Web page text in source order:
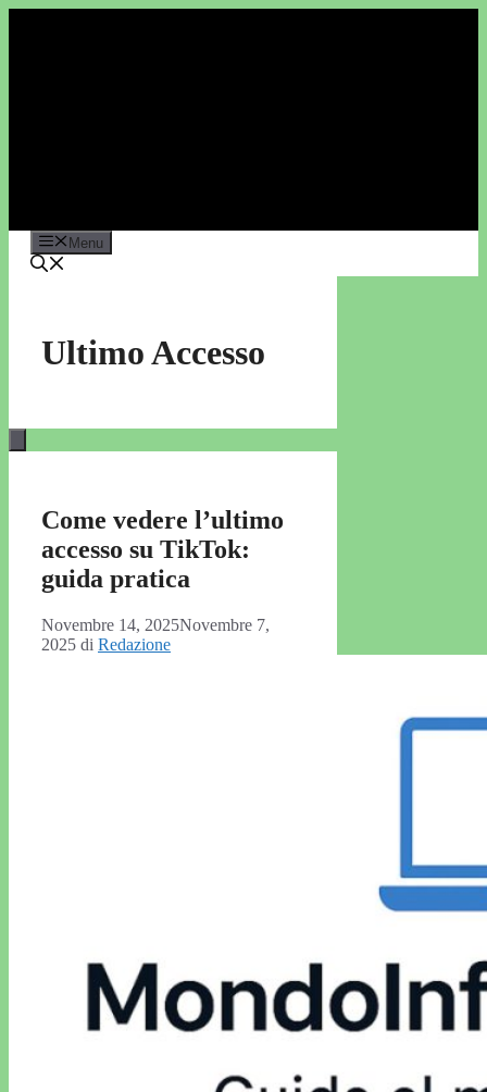
Menu
Ultimo Accesso
Come vedere l’ultimo
accesso su TikTok:
guida pratica
Novembre 14, 2025Novembre 7,
2025 di Redazione